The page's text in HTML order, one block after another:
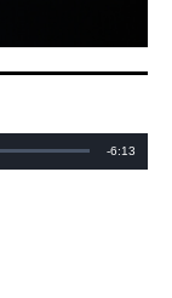
Remaining
-6:13